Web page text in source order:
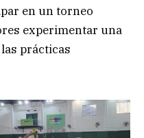
en un torneo
experimentar una
prácticas